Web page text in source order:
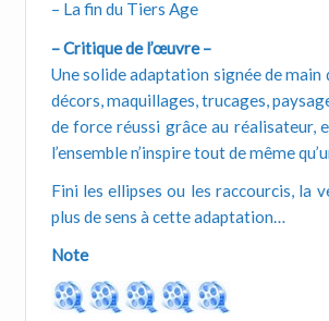
– La fin du Tiers Age
– Critique de l’œuvre –
Une solide adaptation signée de
décors, maquillages, trucages,
de force réussi grâce au réalisateur,
l’ensemble n’inspire tout de même
Fini les ellipses ou les raccourcis, la
plus de sens à cette adaptation…
Note